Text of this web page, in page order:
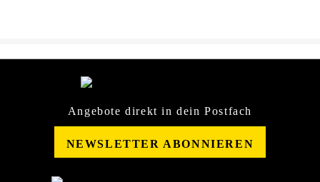
Angebote direkt in dein Postfach
NEWSLETTER ABONNIEREN